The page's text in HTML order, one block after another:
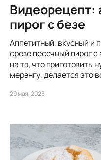
Видеорецепт:
пирог с безе
Аппетитный, вкусный и
срезе песочный пирог
на то, что приготовить
меренгу, делается это
29 мая, 2023